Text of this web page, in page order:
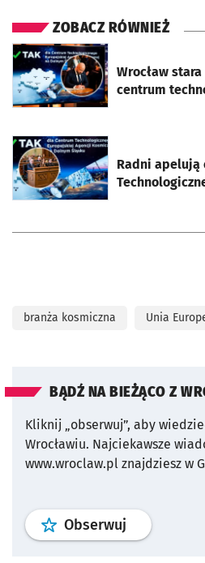
ZOBACZ RÓWNIEŻ
Wrocław
centrum
otworzy się w nowej karcie
Radni apelują
otworzy się w nowej karcie
branża kosmiczna Unia
BĄDŹ NA BIEŻĄCO Z
Kliknij „obserwuj”, aby
Wrocławiu. Najciekawsze
www.wroclaw.pl znajdziesz w
Obserwuj profil